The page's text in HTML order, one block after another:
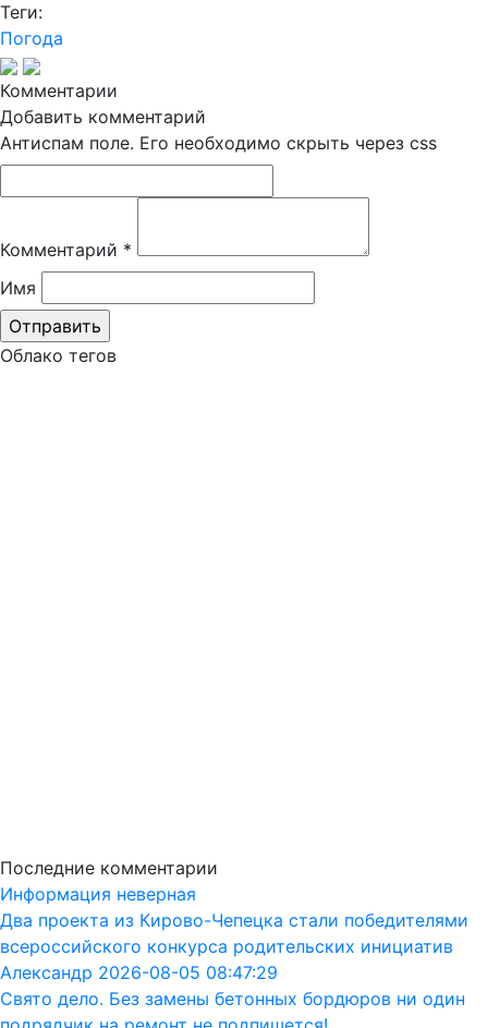
Теги:
Погода
Комментарии
Добавить комментарий
Антиспам поле. Его необходимо скрыть через css
Комментарий *
Имя
Облако тегов
Последние комментарии
Информация неверная
Два проекта из Кирово-Чепецка стали победителями
всероссийского конкурса родительских инициатив
Александр 2026-08-05 08:47:29
Свято дело. Без замены бетонных бордюров ни один